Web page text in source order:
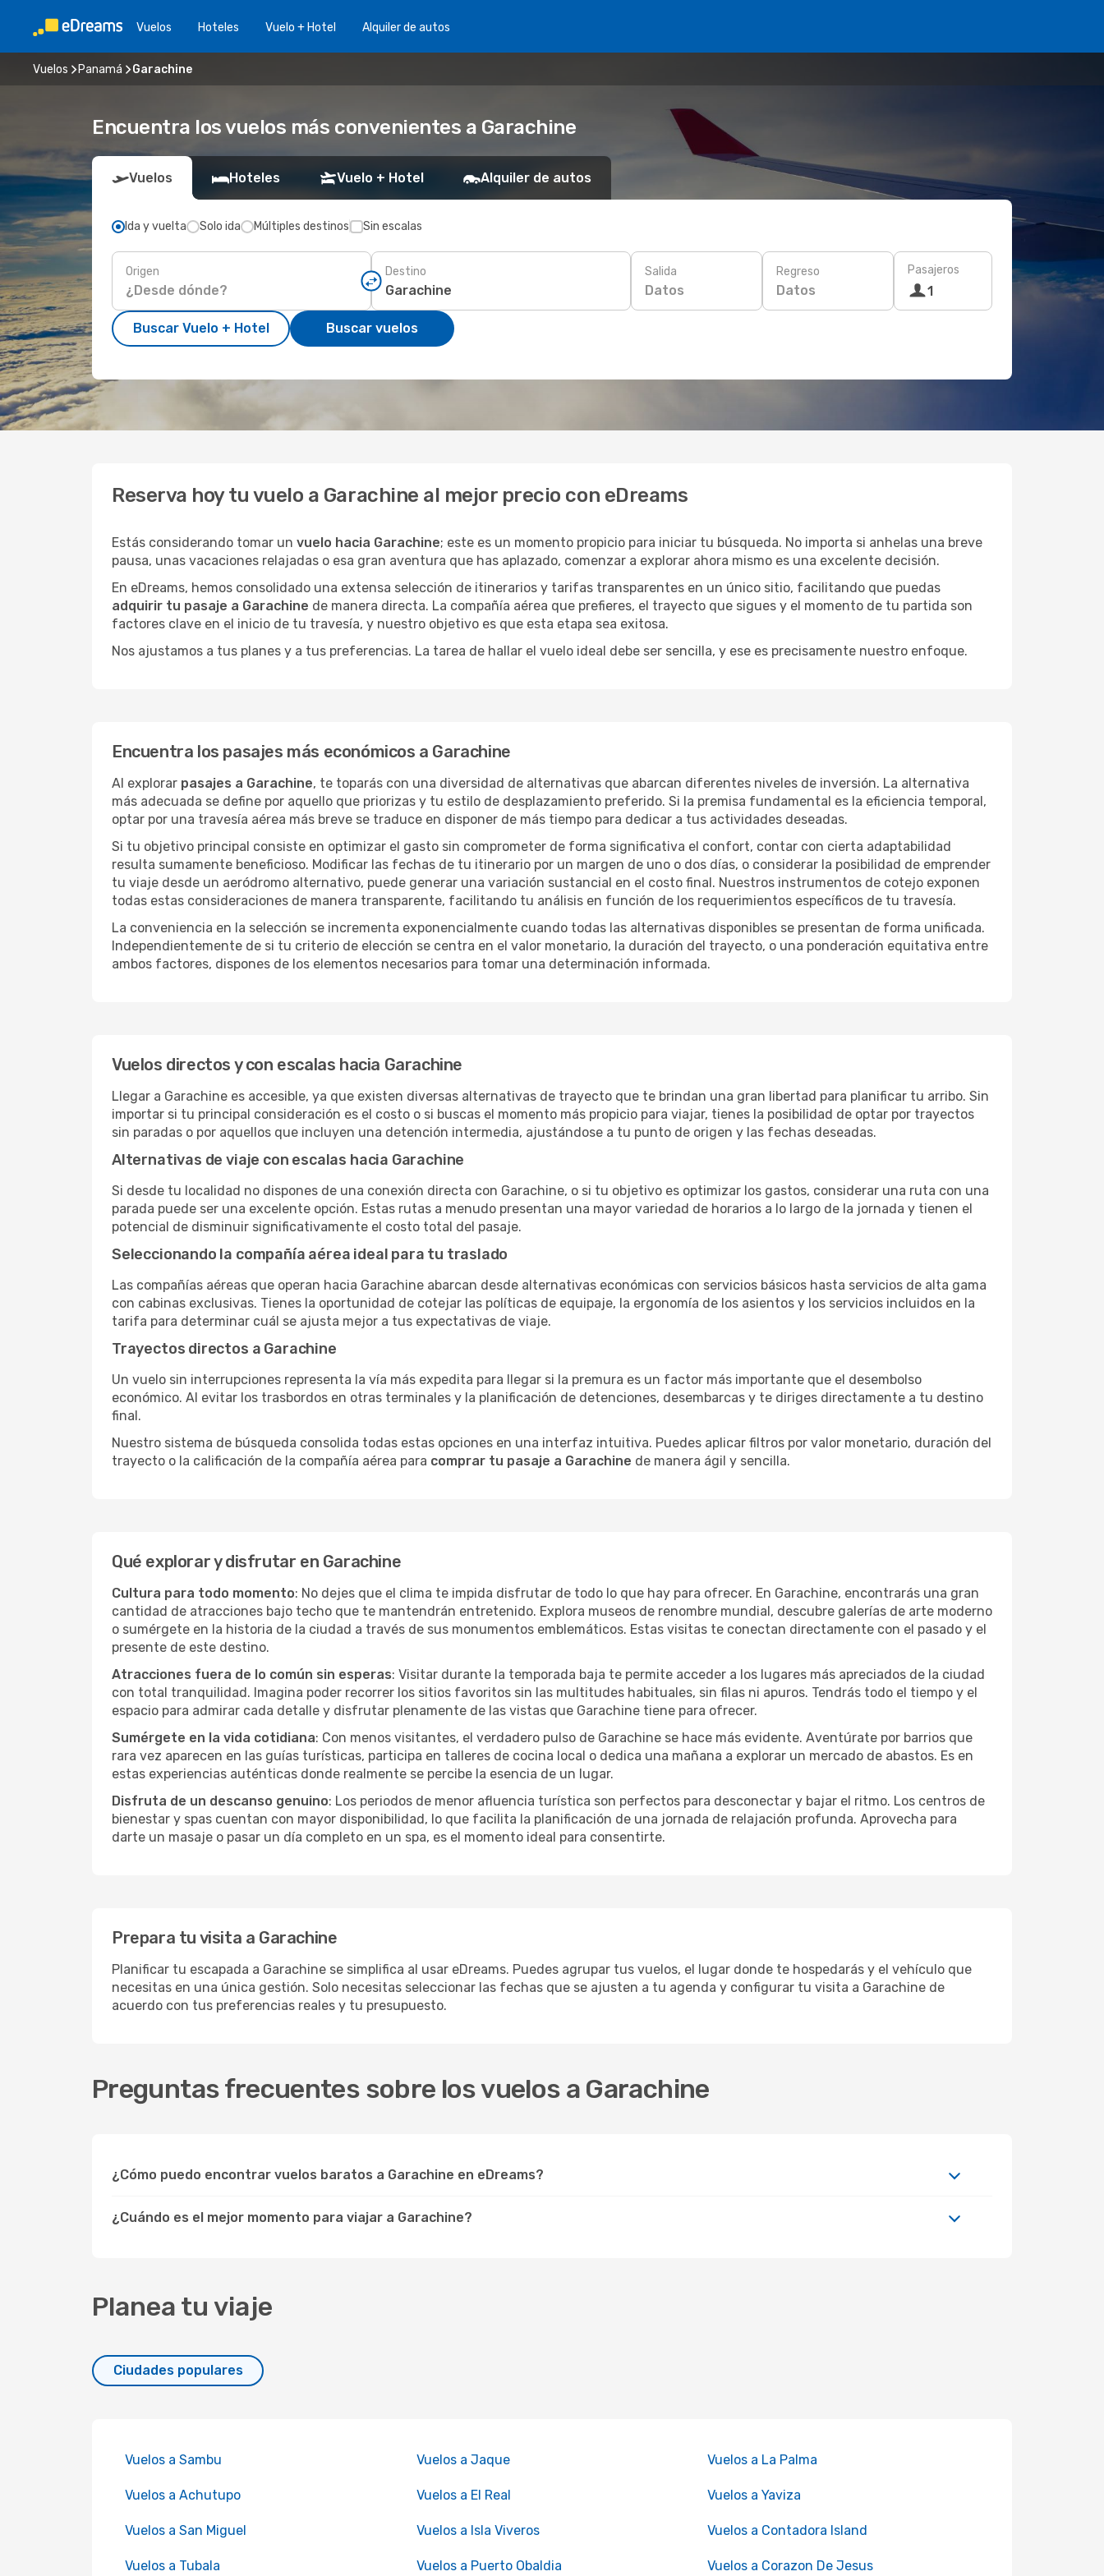
Vuelos Hoteles Vuelo + Hotel Alquiler de autos
Vuelos Panamá Garachine
Encuentra los vuelos más convenientes a Garachine
Vuelos Hoteles Vuelo + Hotel Alquiler de autos
Ida y vuelta Solo ida Múltiples destinos Sin escalas
Origen Destino Salida
Datos
Regreso
Datos
Pasajeros
1
Buscar Vuelo + Hotel Buscar vuelos
Reserva hoy tu vuelo a Garachine al mejor precio con eDreams
Estás considerando tomar un vuelo hacia Garachine; este es un momento propicio para iniciar tu búsqueda. No importa si anhelas una breve
pausa, unas vacaciones relajadas o esa gran aventura que has aplazado, comenzar a explorar ahora mismo es una excelente decisión.
En eDreams, hemos consolidado una extensa selección de itinerarios y tarifas transparentes en un único sitio, facilitando que puedas
adquirir tu pasaje a Garachine de manera directa. La compañía aérea que prefieres, el trayecto que sigues y el momento de tu partida son
factores clave en el inicio de tu travesía, y nuestro objetivo es que esta etapa sea exitosa.
Nos ajustamos a tus planes y a tus preferencias. La tarea de hallar el vuelo ideal debe ser sencilla, y ese es precisamente nuestro enfoque.
Encuentra los pasajes más económicos a Garachine
Al explorar pasajes a Garachine, te toparás con una diversidad de alternativas que abarcan diferentes niveles de inversión. La alternativa
más adecuada se define por aquello que priorizas y tu estilo de desplazamiento preferido. Si la premisa fundamental es la eficiencia temporal,
optar por una travesía aérea más breve se traduce en disponer de más tiempo para dedicar a tus actividades deseadas.
Si tu objetivo principal consiste en optimizar el gasto sin comprometer de forma significativa el confort, contar con cierta adaptabilidad
resulta sumamente beneficioso. Modificar las fechas de tu itinerario por un margen de uno o dos días, o considerar la posibilidad de emprender
tu viaje desde un aeródromo alternativo, puede generar una variación sustancial en el costo final. Nuestros instrumentos de cotejo exponen
todas estas consideraciones de manera transparente, facilitando tu análisis en función de los requerimientos específicos de tu travesía.
La conveniencia en la selección se incrementa exponencialmente cuando todas las alternativas disponibles se presentan de forma unificada.
Independientemente de si tu criterio de elección se centra en el valor monetario, la duración del trayecto, o una ponderación equitativa entre
ambos factores, dispones de los elementos necesarios para tomar una determinación informada.
Vuelos directos y con escalas hacia Garachine
Llegar a Garachine es accesible, ya que existen diversas alternativas de trayecto que te brindan una gran libertad para planificar tu arribo. Sin
importar si tu principal consideración es el costo o si buscas el momento más propicio para viajar, tienes la posibilidad de optar por trayectos
sin paradas o por aquellos que incluyen una detención intermedia, ajustándose a tu punto de origen y las fechas deseadas.
Alternativas de viaje con escalas hacia Garachine
Si desde tu localidad no dispones de una conexión directa con Garachine, o si tu objetivo es optimizar los gastos, considerar una ruta con una
parada puede ser una excelente opción. Estas rutas a menudo presentan una mayor variedad de horarios a lo largo de la jornada y tienen el
potencial de disminuir significativamente el costo total del pasaje.
Seleccionando la compañía aérea ideal para tu traslado
Las compañías aéreas que operan hacia Garachine abarcan desde alternativas económicas con servicios básicos hasta servicios de alta gama
con cabinas exclusivas. Tienes la oportunidad de cotejar las políticas de equipaje, la ergonomía de los asientos y los servicios incluidos en la
tarifa para determinar cuál se ajusta mejor a tus expectativas de viaje.
Trayectos directos a Garachine
Un vuelo sin interrupciones representa la vía más expedita para llegar si la premura es un factor más importante que el desembolso
económico. Al evitar los trasbordos en otras terminales y la planificación de detenciones, desembarcas y te diriges directamente a tu destino
final.
Nuestro sistema de búsqueda consolida todas estas opciones en una interfaz intuitiva. Puedes aplicar filtros por valor monetario, duración del
trayecto o la calificación de la compañía aérea para comprar tu pasaje a Garachine de manera ágil y sencilla.
Qué explorar y disfrutar en Garachine
Cultura para todo momento: No dejes que el clima te impida disfrutar de todo lo que hay para ofrecer. En Garachine, encontrarás una gran
cantidad de atracciones bajo techo que te mantendrán entretenido. Explora museos de renombre mundial, descubre galerías de arte moderno
o sumérgete en la historia de la ciudad a través de sus monumentos emblemáticos. Estas visitas te conectan directamente con el pasado y el
presente de este destino.
Atracciones fuera de lo común sin esperas: Visitar durante la temporada baja te permite acceder a los lugares más apreciados de la ciudad
con total tranquilidad. Imagina poder recorrer los sitios favoritos sin las multitudes habituales, sin filas ni apuros. Tendrás todo el tiempo y el
espacio para admirar cada detalle y disfrutar plenamente de las vistas que Garachine tiene para ofrecer.
Sumérgete en la vida cotidiana: Con menos visitantes, el verdadero pulso de Garachine se hace más evidente. Aventúrate por barrios que
rara vez aparecen en las guías turísticas, participa en talleres de cocina local o dedica una mañana a explorar un mercado de abastos. Es en
estas experiencias auténticas donde realmente se percibe la esencia de un lugar.
Disfruta de un descanso genuino: Los periodos de menor afluencia turística son perfectos para desconectar y bajar el ritmo. Los centros de
bienestar y spas cuentan con mayor disponibilidad, lo que facilita la planificación de una jornada de relajación profunda. Aprovecha para
darte un masaje o pasar un día completo en un spa, es el momento ideal para consentirte.
Prepara tu visita a Garachine
Planificar tu escapada a Garachine se simplifica al usar eDreams. Puedes agrupar tus vuelos, el lugar donde te hospedarás y el vehículo que
necesitas en una única gestión. Solo necesitas seleccionar las fechas que se ajusten a tu agenda y configurar tu visita a Garachine de
acuerdo con tus preferencias reales y tu presupuesto.
Preguntas frecuentes sobre los vuelos a Garachine
¿Cómo puedo encontrar vuelos baratos a Garachine en eDreams?
¿Cuándo es el mejor momento para viajar a Garachine?
Planea tu viaje
Ciudades populares
Vuelos a Sambu Vuelos a Jaque Vuelos a La Palma
Vuelos a Achutupo Vuelos a El Real Vuelos a Yaviza
Vuelos a San Miguel Vuelos a Isla Viveros Vuelos a Contadora Island
Vuelos a Tubala Vuelos a Puerto Obaldia Vuelos a Corazon De Jesus